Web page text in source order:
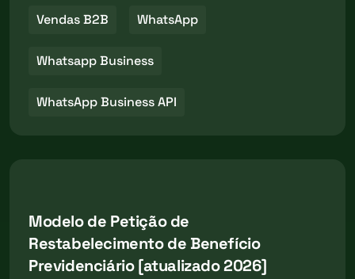
Vendas B2B WhatsApp
Whatsapp Business
WhatsApp Business API
Modelo de Petição de
Restabelecimento de Benefício
Previdenciário [atualizado 2026]